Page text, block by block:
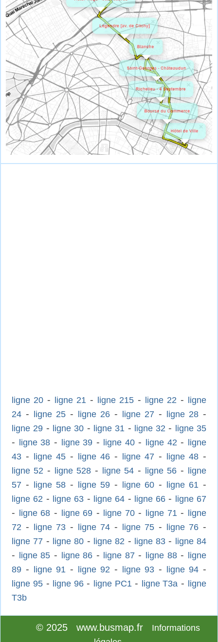
ligne 20 - ligne 21 - ligne 215- ligne 22 -
ligne
24 - ligne 25 - ligne 26 - ligne 27 - ligne 28-
ligne 29- ligne 30- ligne 31 - ligne 32 - ligne 35
- ligne 38 - ligne 39 - ligne 40- ligne 42 -
ligne
43 - ligne 45 - ligne 46 - ligne 47 - ligne 48-
ligne 52 - ligne 528 - ligne 54- ligne 56-
ligne
57 - ligne 58 - ligne 59 - ligne 60- ligne 61 -
ligne 62 - ligne 63- ligne 64- ligne 66- ligne 67
- ligne 68 - ligne 69 - ligne 70- ligne 71 -
ligne
72 - ligne 73 - ligne 74 - ligne 75- ligne 76-
ligne 77 - ligne 80- ligne 82 - ligne 83- ligne 84
- ligne 85 - ligne 86 - ligne 87 - ligne 88-
ligne
89 - ligne 91 - ligne 92 - ligne 93- ligne 94-
ligne 95- ligne 96- ligne PC1 - ligne T3a -
ligne
T3b
© 2025 www.busmap.fr
Informations